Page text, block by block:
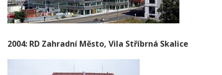
2004: RD Zahradní Město, Vila Stříbrná Skalice